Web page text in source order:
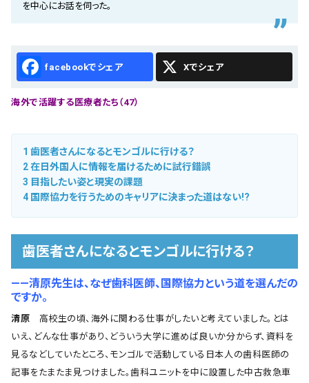
を中心にお話を伺った。
Facebook X
海外で活躍する医療者たち（47）
1 歯医者さんになるとモンゴルに行ける？
2在日外国人に情報を届けるために試行錯誤
3 目指したい姿と現実の課題
4 国際協力を行うためのキャリアに決まった道はない!?
歯医者さんになるとモンゴルに行ける？
――清原先生は、なぜ歯科医師、国際協力という道を選んだの
ですか。
清原 高校生の頃、海外に関わる仕事がしたいと考えていました。とは
いえ、どんな仕事があり、どういう大学に進めば良いか分からず、資料を
見るなどしていたところ、モンゴルで活動している日本人の歯科医師の
記事をたまたま見つけました。歯科ユニットを中に設置した中古救急車